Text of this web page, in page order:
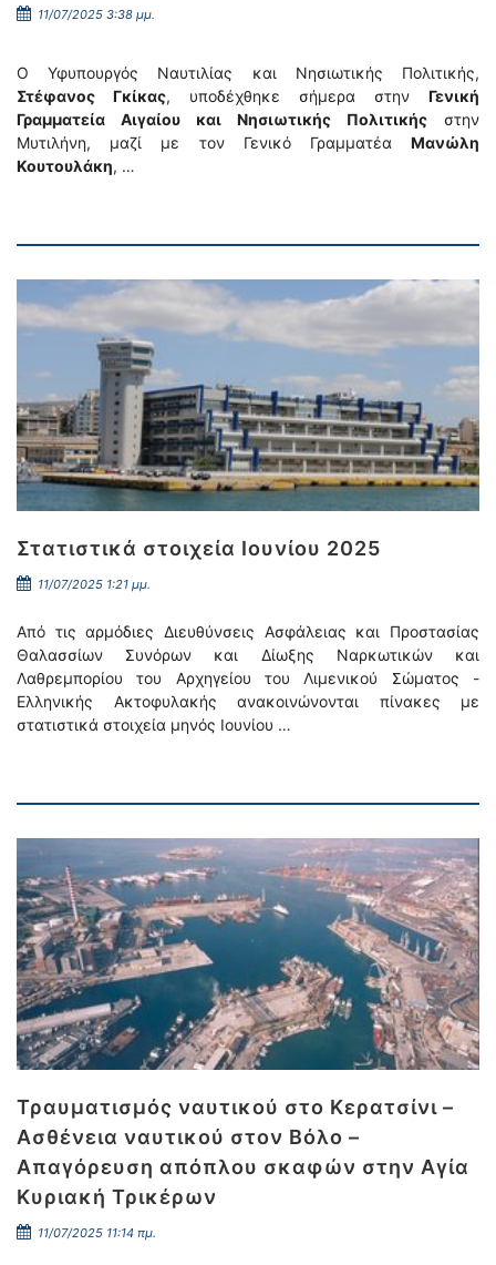
11/07/2025 3:38 μμ.
Ο Υφυπουργός Ναυτιλίας και Νησιωτικής Πολιτικής,
Στέφανος Γκίκας, υποδέχθηκε σήμερα στην Γενική
Γραμματεία Αιγαίου και Νησιωτικής Πολιτικής στην
Μυτιλήνη, μαζί με τον Γενικό Γραμματέα Μανώλη
Κουτουλάκη, …
Στατιστικά στοιχεία Ιουνίου 2025
11/07/2025 1:21 μμ.
Από τις αρμόδιες Διευθύνσεις Ασφάλειας και Προστασίας
Θαλασσίων Συνόρων και Δίωξης Ναρκωτικών και
Λαθρεμπορίου του Αρχηγείου του Λιμενικού Σώματος -
Ελληνικής Ακτοφυλακής ανακοινώνονται πίνακες με
στατιστικά στοιχεία μηνός Ιουνίου …
Τραυματισμός ναυτικού στο Κερατσίνι –
Ασθένεια ναυτικού στον Βόλο –
Απαγόρευση απόπλου σκαφών στην Αγία
Κυριακή Τρικέρων
11/07/2025 11:14 πμ.